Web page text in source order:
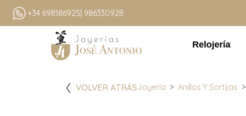
+34 698186925 | 986330928
Relojería
VOLVER ATRÁSJoyería Anillos Y Sortijas